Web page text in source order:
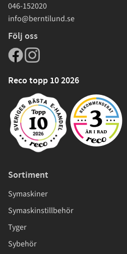
046-152020
info@berntilund.se
Följ oss
Reco topp 10 2026
Sortiment
Symaskiner
Symaskinstillbehör
Tyger
Sybehör